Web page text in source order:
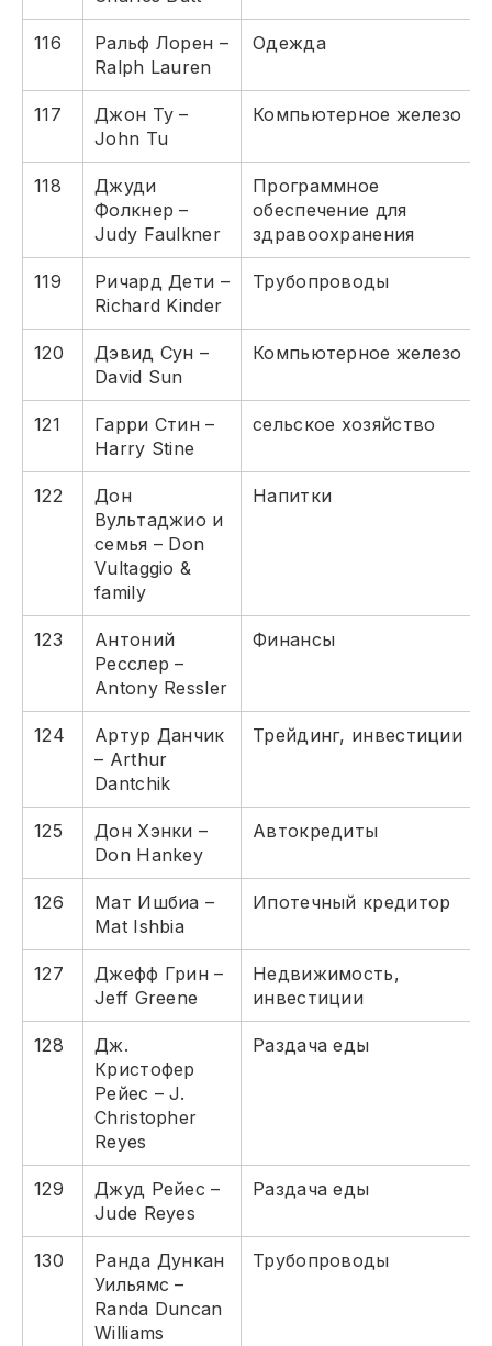
116
Ральф Лорен –
Ralph Lauren
Одежда
117
Джон Ту –
John Tu
Компьютерное железо
118
Джуди
Фолкнер –
Judy Faulkner
Программное
обеспечение для
здравоохранения
119
Ричард Дети –
Richard Kinder
Трубопроводы
120
Дэвид Сун –
David Sun
Компьютерное железо
121
Гарри Стин –
Harry Stine
сельское хозяйство
122
Дон
Вультаджио и
семья – Don
Vultaggio &
family
Напитки
123
Антоний
Ресслер –
Antony Ressler
Финансы
124
Артур Данчик
– Arthur
Dantchik
Трейдинг, инвестиции
125
Дон Хэнки –
Don Hankey
Автокредиты
126
Мат Ишбиа –
Mat Ishbia
Ипотечный кредитор
127
Джефф Грин –
Jeff Greene
Недвижимость,
инвестиции
128
Дж.
Кристофер
Рейес – J.
Christopher
Reyes
Раздача еды
129
Джуд Рейес –
Jude Reyes
Раздача еды
130
Ранда Дункан
Уильямс –
Randa Duncan
Williams
Трубопроводы